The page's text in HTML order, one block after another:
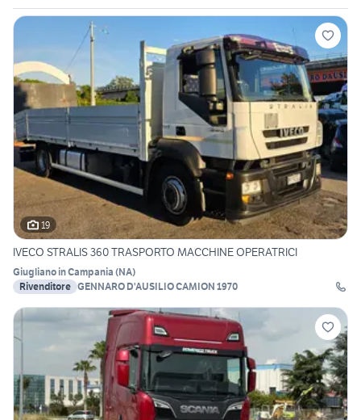
19
IVECO STRALIS 360 TRASPORTO MACCHINE OPERATRICI
Giugliano in Campania (NA)
Rivenditore GENNARO D'AUSILIO CAMION 1970